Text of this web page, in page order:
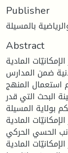
Publisher
بالمسيلة
Abstract
المادية
ضمن المدارس
استعمال المنهج
البحث التي قدر
بولاية المسيلة
المادية
الحسي الحركي
المادية